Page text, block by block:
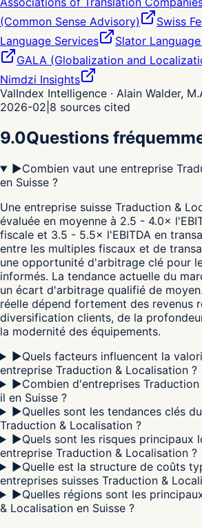
(Common Sense Advisory)
Swiss
Language Services
Slator
GALA (Globalization and
Nimdzi Insights
ValIndex Intelligence · Alain Walder,
2026-02 8 sources cited
9.0Questions
▶Combien vaut une entreprise
en Suisse ?
Une entreprise suisse Traduction &
évaluée en moyenne à 2.5 - 4.0×
fiscale et 3.5 - 5.5× l'EBITDA en
entre les multiples fiscaux et de
une opportunité d'arbitrage clé pour
informés. La tendance actuelle du
un écart d'arbitrage qualifié de
réelle dépend fortement des revenus
diversification clients, de la
la modernité des équipements.
▶Quels facteurs influencent la
entreprise Traduction & Localisation ?
▶Combien d'entreprises
il en Suisse ?
▶Quelles sont les tendances clés
Traduction & Localisation ?
▶Quels sont les risques principaux
entreprise Traduction & Localisation ?
▶Quelle est la structure de coûts
entreprises suisses Traduction &
▶Quelles régions sont les
& Localisation en Suisse ?